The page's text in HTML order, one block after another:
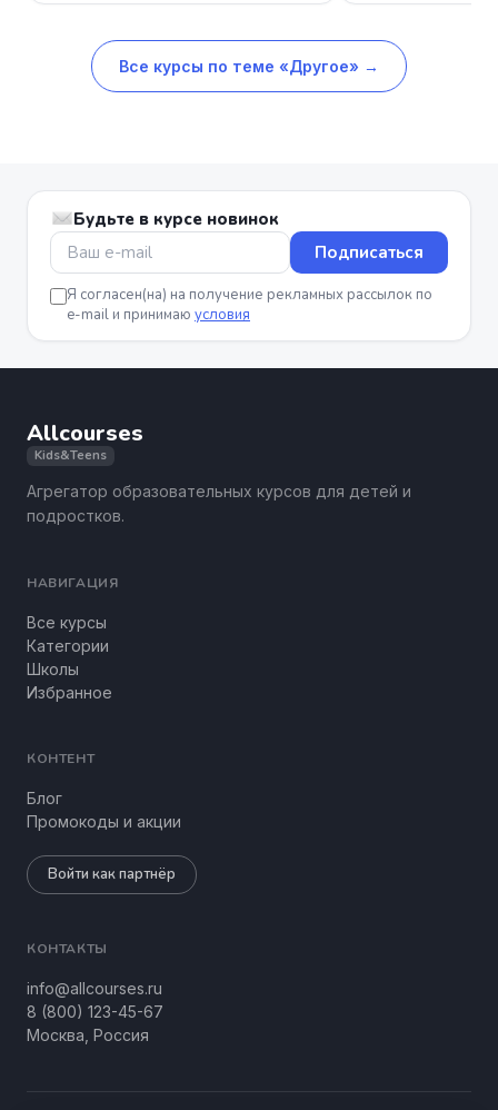
Все курсы по теме «Другое» →
Будьте в курсе новинок
Подписаться
Я согласен(на) на получение рекламных рассылок по
e-mail и принимаю условия
Allcourses
Kids&Teens
Агрегатор образовательных курсов для детей и
подростков.
НАВИГАЦИЯ
Все курсы
Категории
Школы
Избранное
КОНТЕНТ
Блог
Промокоды и акции
Войти как партнёр
КОНТАКТЫ
info@allcourses.ru
8 (800) 123-45-67
Москва, Россия